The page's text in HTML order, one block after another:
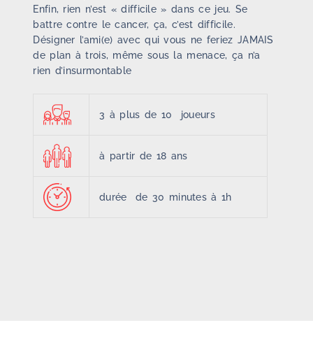
Enfin, rien n’est « difficile » dans ce jeu. Se
battre contre le cancer, ça, c’est difficile.
Désigner l’ami(e) avec qui vous ne feriez JAMAIS
de plan à trois, même sous la menace, ça n’a
rien d’insurmontable
3 à plus de 10 joueurs
à partir de 18 ans
durée de 30 minutes à 1h